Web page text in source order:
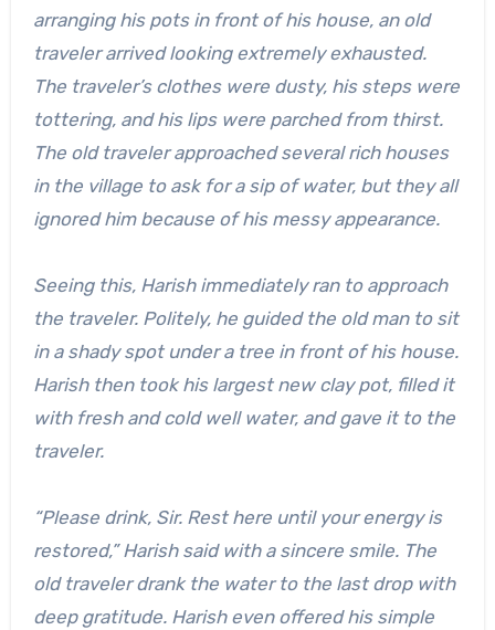
arranging his pots in front of his house, an old
traveler arrived looking extremely exhausted.
The traveler’s clothes were dusty, his steps were
tottering, and his lips were parched from thirst.
The old traveler approached several rich houses
in the village to ask for a sip of water, but they all
ignored him because of his messy appearance.
Seeing this, Harish immediately ran to approach
the traveler. Politely, he guided the old man to sit
in a shady spot under a tree in front of his house.
Harish then took his largest new clay pot, filled it
with fresh and cold well water, and gave it to the
traveler.
“Please drink, Sir. Rest here until your energy is
restored,” Harish said with a sincere smile. The
old traveler drank the water to the last drop with
deep gratitude. Harish even offered his simple